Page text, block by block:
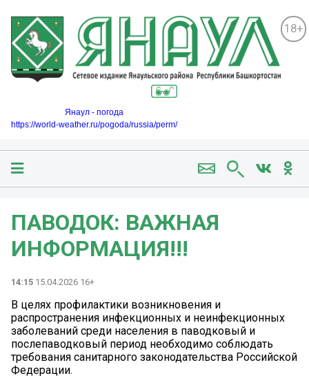
18+
Янаул - погода
https://world-weather.ru/pogoda/russia/perm/
ПАВОДОК: ВАЖНАЯ
ИНФОРМАЦИЯ!!!
14:15 15.04.2026 16+
В целях профилактики возникновения и
распространения инфекционных и неинфекционных
заболеваний среди населения в паводковый и
послепаводковый период необходимо соблюдать
требования санитарного законодательства Российской
Федерации.